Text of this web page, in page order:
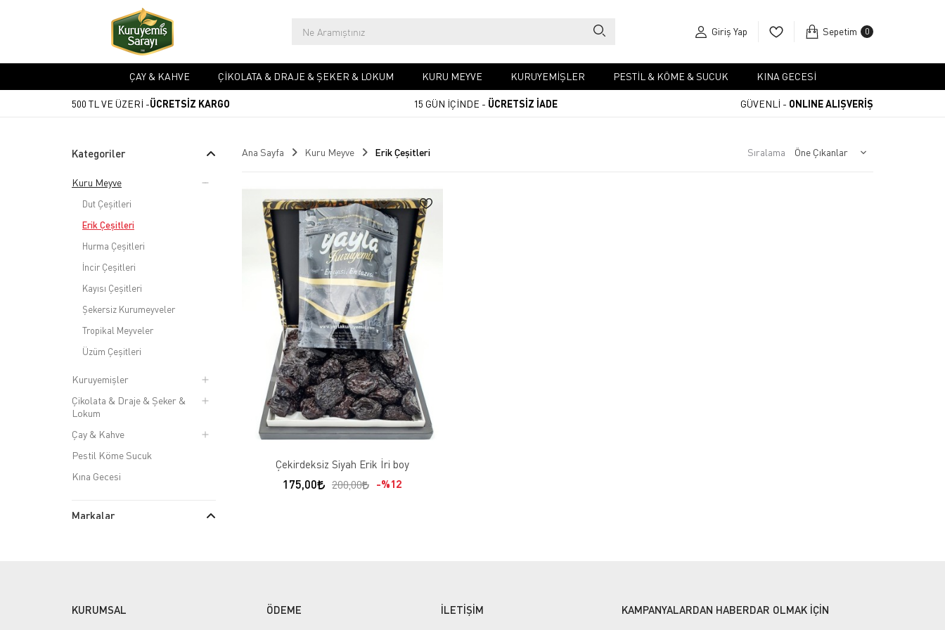
Giriş Yap Sepetim 0
ÇAY & KAHVE ÇIKOLATA & DRAJE & ŞEKER & LOKUM KURU MEYVE KURUYEMIŞLER PESTIL & KÖME & SUCUK KINA GECESI
500 TL VE ÜZERİ -ÜCRETSİZ KARGO 15 GÜN İÇİNDE - ÜCRETSİZ İADE GÜVENLİ - ONLINE ALIŞVERİŞ
Kategoriler
Kuru Meyve
Dut Çeşitleri
Erik Çeşitleri
Hurma Çeşitleri
İncir Çeşitleri
Kayısı Çeşitleri
Şekersiz Kurumeyveler
Tropikal Meyveler
Üzüm Çeşitleri
Kuruyemişler
Çikolata & Draje & Şeker &
Lokum
Çay & Kahve
Pestil Köme Sucuk
Kına Gecesi
Markalar
500 gr(1)
Ana Sayfa Kuru Meyve Erik Çeşitleri Sıralama
Çekirdeksiz Siyah Erik İri boy
175,00 200,00 %12
KURUMSAL ÖDEME İLETİŞİM KAMPANYALARDAN HABERDAR OLMAK İÇİN